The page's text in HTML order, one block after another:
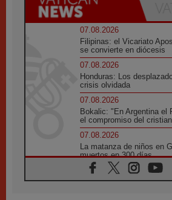
07.08.2026
Filipinas: el Vicariato
se convierte en diócesis
07.08.2026
Honduras: Los
crisis olvidada
07.08.2026
Bokalic: "En Argentina el
el compromiso del
07.08.2026
La matanza de niños en
muertos en 300 días
07.08.2026
Tagle: La guerra